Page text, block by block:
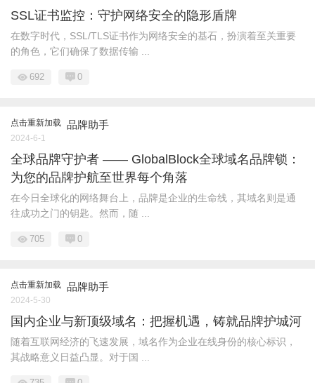
SSL证书监控：守护网络安全的隐形盾牌
在数字时代，SSL/TLS证书作为网络安全的基石，扮演着至关重要
的角色，它们确保了数据传输 ...
692 0
点击重新加载 品牌助手
2024-6-1
全球品牌守护者 —— GlobalBlock全球域名品牌锁：
为您的品牌护航至世界每个角落
在今日全球化的网络舞台上，品牌是企业的生命线，其域名则是通
往成功之门的钥匙。然而，随 ...
705 0
点击重新加载 品牌助手
2024-5-30
国内企业与新顶级域名：把握机遇，铸就品牌护城河
随着互联网经济的飞速发展，域名作为企业在线身份的核心标识，
其战略意义日益凸显。对于国 ...